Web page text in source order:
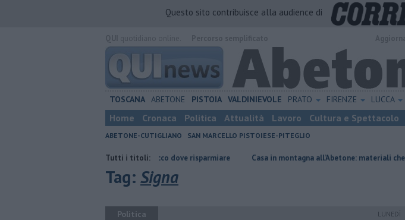
Questo sito contribuisce alla audience di
TOSCANA ABETONE PISTOIA VALDINIEVOLE PRATO FIRENZE LUCCA
Home Cronaca Politica Attualità Lavoro Cultura e Spettacolo
ABETONE-CUTIGLIANO SAN MARCELLO PISTOIESE-PITEGLIO
Tutti i titoli:
​Benzina, gasolio, gpl, ecco dove risparmiare Casa in montagna all’Abetone: materiali che resistono a
Tag: Signa
Politica LUNEDÌ